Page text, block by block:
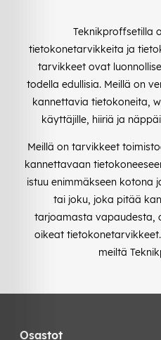
Teknikproffsetilla
tietokonetarvikkeita ja
tarvikkeet ovat
todella edullisia. Meillä on
kannettavia tietokoneita,
käyttäjille, hiiriä ja
Meillä on tarvikkeet
kannettavaan
istuu enimmäkseen kotona
tai joku, joka pitää
tarjoamasta vapaudesta,
oikeat
meiltä
Osastot